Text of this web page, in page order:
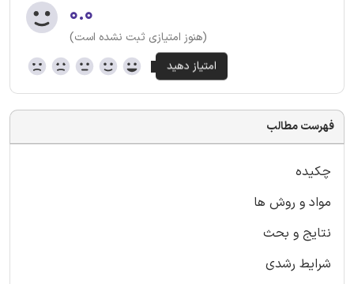
۰.۰
(هنوز امتیازی ثبت نشده است)
فهرست مطالب
چکیده
مواد و روش ها
نتایج و بحث
شرایط رشدی